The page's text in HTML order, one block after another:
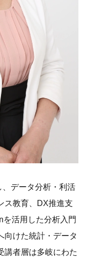
データ分析・利活
ス教育、DX推進支
活用した分析入門
向けた統計・データ
講者層は多岐にわた